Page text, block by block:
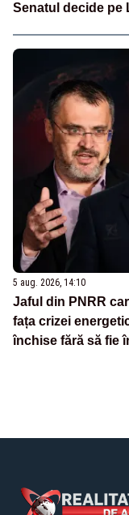
Senatul decide pe
5 aug. 2026, 14:10
Jaful din PNRR
fața crizei
închise fără să fie